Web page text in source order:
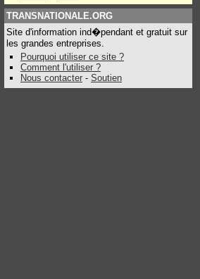
TRANSNATIONALE.ORG
Site d'information ind�pendant et gratuit sur
les grandes entreprises.
Pourquoi utiliser ce site ?
Comment l'utiliser ?
Nous contacter - Soutien